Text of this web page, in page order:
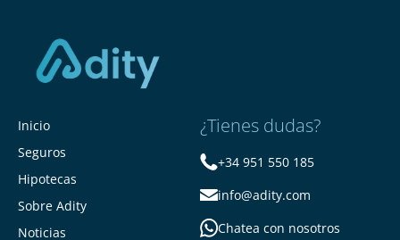
Inicio
Seguros
Hipotecas
Sobre Adity
Noticias
¿Tienes dudas?
+34 951 550 185
info@adity.com
Chatea con nosotros